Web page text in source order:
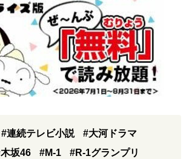
#連続テレビ小説
#大河ドラマ
坂46 #M-1
#R-1グランプリ